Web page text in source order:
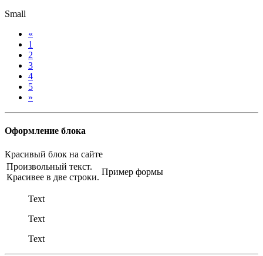
Small
«
1
2
3
4
5
»
Оформление блока
Красивый блок на сайте
Произвольный текст.
Красивее в две строки.
Пример формы
Text
Text
Text